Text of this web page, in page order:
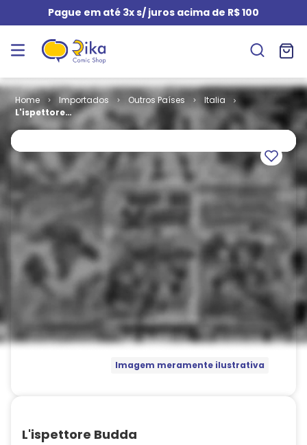
Pague em até 3x s/ juros acima de R$ 100
Importados Outros Países
Italia
L'ispettore
Budda
Imagem meramente ilustrativa
L'ispettore Budda